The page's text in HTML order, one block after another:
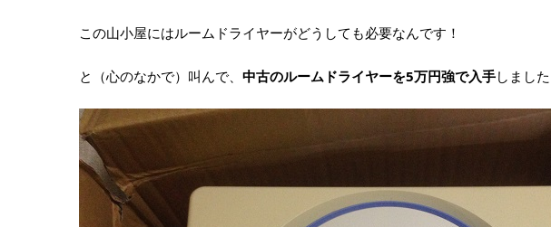
この山小屋にはルームドライヤーがどうしても必要なんです！
と（心のなかで）叫んで、 中古のルームドライヤーを5万円強で入手しました